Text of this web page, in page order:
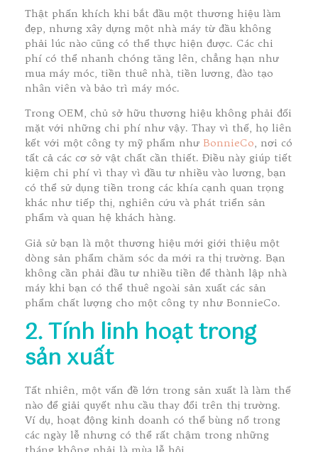
Thật phấn khích khi bắt đầu một thương hiệu làm
đẹp, nhưng xây dựng một nhà máy từ đầu không
phải lúc nào cũng có thể thực hiện được. Các chi
phí có thể nhanh chóng tăng lên, chẳng hạn như
mua máy móc, tiền thuê nhà, tiền lương, đào tạo
nhân viên và bảo trì máy móc.
Trong OEM, chủ sở hữu thương hiệu không phải đối
mặt với những chi phí như vậy. Thay vì thế, họ liên
kết với một công ty mỹ phẩm như BonnieCo, nơi có
tất cả các cơ sở vật chất cần thiết. Điều này giúp tiết
kiệm chi phí vì thay vì đầu tư nhiều vào lương, bạn
có thể sử dụng tiền trong các khía cạnh quan trọng
khác như tiếp thị, nghiên cứu và phát triển sản
phẩm và quan hệ khách hàng.
Giả sử bạn là một thương hiệu mới giới thiệu một
dòng sản phẩm chăm sóc da mới ra thị trường. Bạn
không cần phải đầu tư nhiều tiền để thành lập nhà
máy khi bạn có thể thuê ngoài sản xuất các sản
phẩm chất lượng cho một công ty như BonnieCo.
2. Tính linh hoạt trong
sản xuất
Tất nhiên, một vấn đề lớn trong sản xuất là làm thế
nào để giải quyết nhu cầu thay đổi trên thị trường.
Ví dụ, hoạt động kinh doanh có thể bùng nổ trong
các ngày lễ nhưng có thể rất chậm trong những